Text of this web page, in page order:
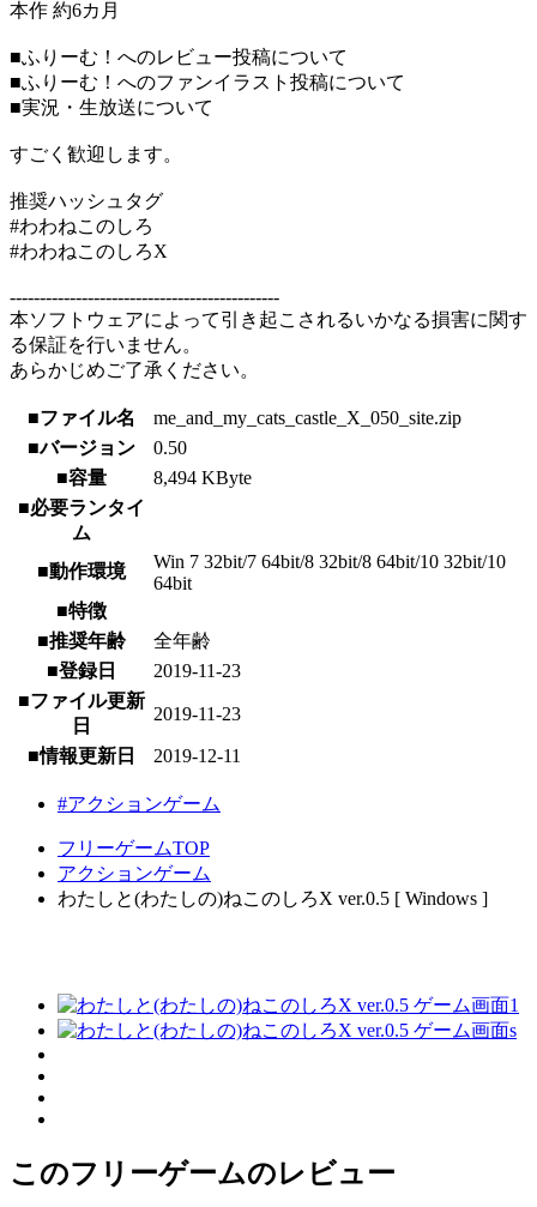
本作 約6カ月
■ふりーむ！へのレビュー投稿について
■ふりーむ！へのファンイラスト投稿について
■実況・生放送について
すごく歓迎します。
推奨ハッシュタグ
#わわねこのしろ
#わわねこのしろX
---------------------------------------------
本ソフトウェアによって引き起こされるいかなる損害に関す
る保証を行いません。
あらかじめご了承ください。
■ファイル名
me_and_my_cats_castle_X_050_site.zip
■バージョン
0.50
■容量
8,494 KByte
■必要ランタイ
ム
■動作環境
Win 7 32bit/7 64bit/8 32bit/8 64bit/10 32bit/10
64bit
■特徴
■推奨年齢
全年齢
■登録日
2019-11-23
■ファイル更新
日
2019-11-23
■情報更新日 2019-12-11
#アクションゲーム
フリーゲームTOP
アクションゲーム
わたしと(わたしの)ねこのしろX ver.0.5 [ Windows ]
このフリーゲームのレビュー